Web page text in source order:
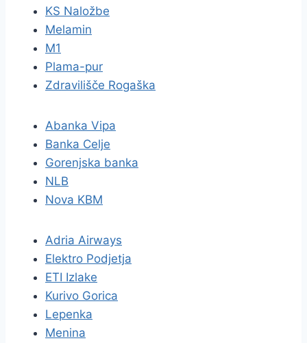
KS Naložbe
Melamin
M1
Plama-pur
Zdravilišče Rogaška
Abanka Vipa
Banka Celje
Gorenjska banka
NLB
Nova KBM
Adria Airways
Elektro Podjetja
ETI Izlake
Kurivo Gorica
Lepenka
Menina